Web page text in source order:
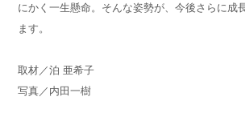
にかく一生懸命。そんな姿勢が、今後さらに成
ます。
取材／泊 亜希子
写真／内田一樹